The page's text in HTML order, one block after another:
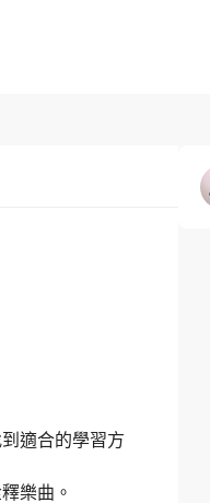
適合的學習方
樂曲。